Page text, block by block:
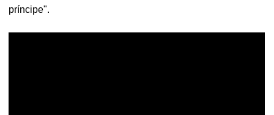
príncipe".